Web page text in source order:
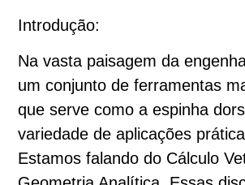
Introdução:
Na vasta paisagem da
um conjunto de ferramentas
que serve como a espinha
variedade de aplicações
Estamos falando do Cálculo